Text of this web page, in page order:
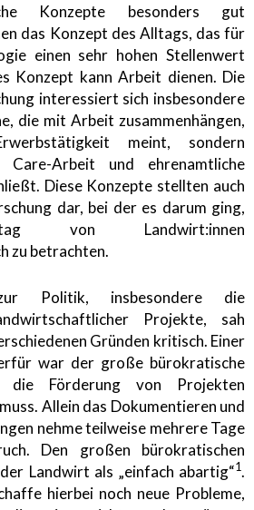
Konzepte besonders gut
das Konzept des Alltags, das für
einen sehr hohen Stellenwert
Konzept kann Arbeit dienen. Die
interessiert sich insbesondere
die mit Arbeit zusammenhängen,
meint, sondern
Care-Arbeit und ehrenamtliche
Diese Konzepte stellten auch
dar, bei der es darum ging,
von Landwirt:innen
zu betrachten.
Politik, insbesondere die
Projekte, sah
Gründen kritisch. Einer
war der große bürokratische
Förderung von Projekten
Allein das Dokumentieren und
nehme teilweise mehrere Tage
Den großen bürokratischen
Landwirt als „einfach abartig“1.
hierbei noch neue Probleme,